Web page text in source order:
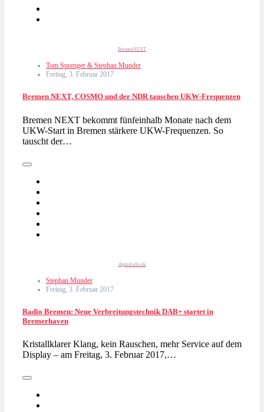
BremenNEXT
Tom Sprenger & Stephan Munder
Freitag, 3. Februar 2017
Bremen NEXT, COSMO und der NDR tauschen UKW-Frequenzen
Bremen NEXT bekommt fünfeinhalb Monate nach dem
UKW-Start in Bremen stärkere UKW-Frequenzen. So
tauscht der…
digitalradio.de
Stephan Munder
Freitag, 3. Februar 2017
Radio Bremen: Neue Verbreitungstechnik DAB+ startet in
Bremerhaven
Kristallklarer Klang, kein Rauschen, mehr Service auf dem
Display – am Freitag, 3. Februar 2017,…